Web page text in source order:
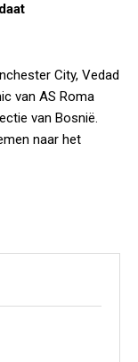
City, Vedad
van AS Roma
van Bosnië.
naar het